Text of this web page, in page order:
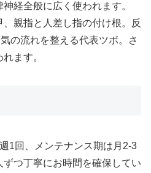
経全般に広く使われます。
、親指と人差し指の付け根。反
の流れを整える代表ツボ。さ
ます。
1回、メンテナンス期は月2-3
つ丁寧にお時間を確保してい